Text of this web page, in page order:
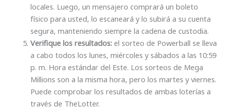
locales. Luego, un mensajero comprará un boleto
físico para usted, lo escaneará y lo subirá a su cuenta
segura, manteniendo siempre la cadena de custodia.
Verifique los resultados: el sorteo de Powerball se lleva
a cabo todos los lunes, miércoles y sábados a las 10:59
p. m. Hora estándar del Este. Los sorteos de Mega
Millions son a la misma hora, pero los martes y viernes.
Puede comprobar los resultados de ambas loterías a
través de TheLotter.